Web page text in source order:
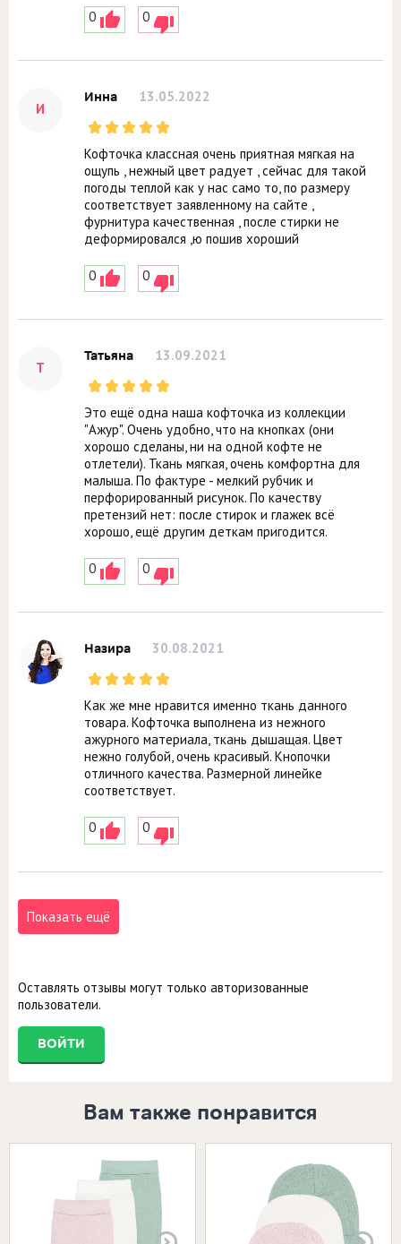
0 0
И
Инна 13.05.2022
Кофточка классная очень приятная мягкая на
ощупь , нежный цвет радует , сейчас для такой
погоды теплой как у нас само то, по размеру
соответствует заявленному на сайте ,
фурнитура качественная , после стирки не
деформировался ,ю пошив хороший
0 0
Т
Татьяна 13.09.2021
Это ещё одна наша кофточка из коллекции
"Ажур". Очень удобно, что на кнопках (они
хорошо сделаны, ни на одной кофте не
отлетели). Ткань мягкая, очень комфортна для
малыша. По фактуре - мелкий рубчик и
перфорированный рисунок. По качеству
претензий нет: после стирок и глажек всё
хорошо, ещё другим деткам пригодится.
0 0
Назира 30.08.2021
Как же мне нравится именно ткань данного
товара. Кофточка выполнена из нежного
ажурного материала, ткань дышащая. Цвет
нежно голубой, очень красивый. Кнопочки
отличного качества. Размерной линейке
соответствует.
0 0
Показать ещё
Оставлять отзывы могут только авторизованные
пользователи.
ВОЙТИ
Вам также понравится
Размеры в наличии: Размеры в наличии: